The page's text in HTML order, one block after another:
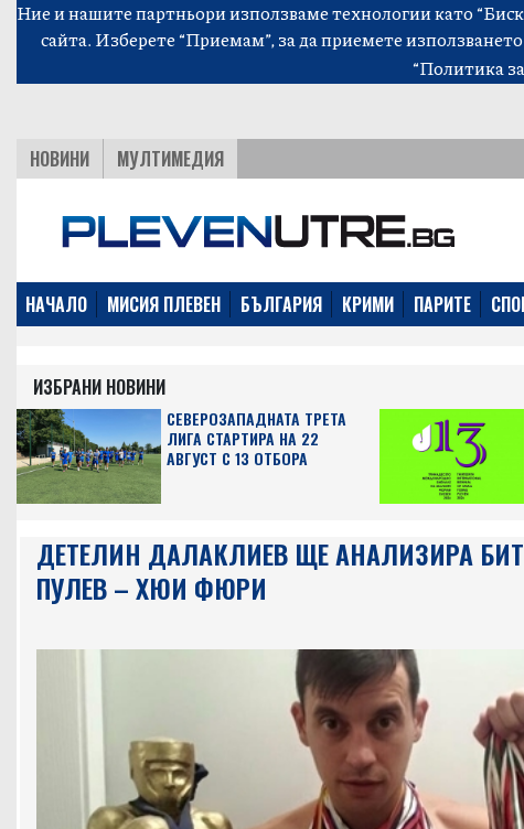
Ние и нашите партньори използваме технологии като
сайта. Изберете “Приемам”, за да приемете
“Политика
НОВИНИ МУЛТИМЕДИЯ
НАЧАЛО МИСИЯ ПЛЕВЕН БЪЛГАРИЯ КРИМИ ПАРИТЕ
ИЗБРАНИ НОВИНИ
СЕВЕРОЗАПАДНАТА ТРЕТА
ЛИГА СТАРТИРА НА 22
АВГУСТ С 13 ОТБОРА
ДЕТЕЛИН ДАЛАКЛИЕВ ЩЕ АНАЛИЗИРА
ПУЛЕВ – ХЮИ ФЮРИ